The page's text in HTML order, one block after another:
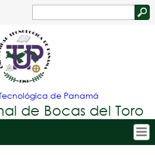
to navigation
de
búsqueda
de Panamá
de Bocas del Toro